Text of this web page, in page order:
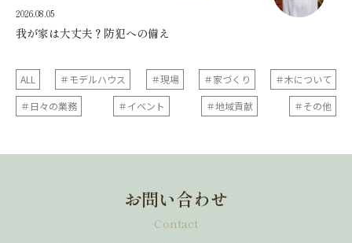
2026.08.05
我が家は大丈夫？防犯への備え
ALL ＃モデルハウス ＃現場 ＃家づくり
＃木について
＃日々の業務
＃イベント ＃地域貢献 ＃その他
お問い合わせ
Contact